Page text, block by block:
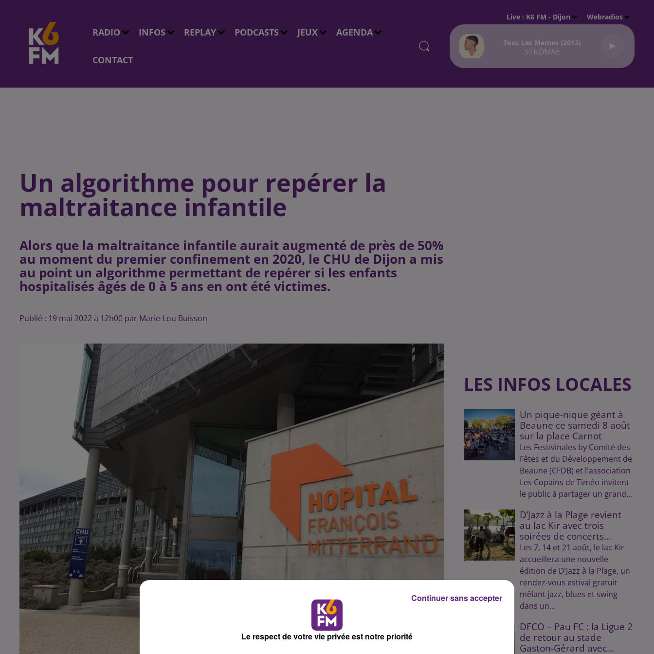
RADIO INFOS REPLAY PODCASTS JEUX AGENDA
CONTACT
Live : K6 FM - Dijon Webradios
Tous Les Memes (2013)
STROMAE
Un algorithme pour repérer la
maltraitance infantile
Alors que la maltraitance infantile aurait augmenté de près de 50%
au moment du premier confinement en 2020, le CHU de Dijon a mis
au point un algorithme permettant de repérer si les enfants
hospitalisés âgés de 0 à 5 ans en ont été victimes.
Publié : 19 mai 2022 à 12h00 par Marie-Lou Buisson
LES INFOS LOCALES
Un pique-nique géant à
Beaune ce samedi 8 août
sur la place Carnot
Les Festivinales by Comité des
Fêtes et du Développement de
Beaune (CFDB) et l'association
Les Copains de Timéo invitent
le public à partager un grand...
D’Jazz à la Plage revient
au lac Kir avec trois
soirées de concerts...
Les 7, 14 et 21 août, le lac Kir
accueillera une nouvelle
édition de D’Jazz à la Plage, un
rendez-vous estival gratuit
mêlant jazz, blues et swing
dans un...
DFCO – Pau FC : la Ligue 2
de retour au stade
Gaston-Gérard avec...
Le respect de votre vie privée est notre priorité
Continuer sans accepter